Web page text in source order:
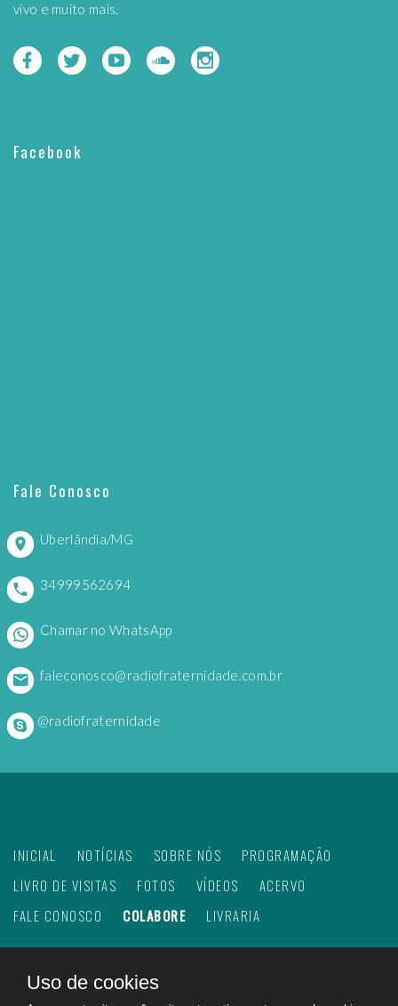
vivo e muito mais.
Facebook
Fale Conosco
Uberlândia/MG
34999562694
Chamar no WhatsApp
faleconosco@radiofraternidade.com.br
@radiofraternidade
INICIAL NOTÍCIAS SOBRE NÓS
PROGRAMAÇÃO
LIVRO DE VISITAS
FOTOS VÍDEOS
ACERVO
FALE CONOSCO
COLABORE LIVRARIA
2026Web Rádio Fraternidade. Todos os direitos
Uso de cookies